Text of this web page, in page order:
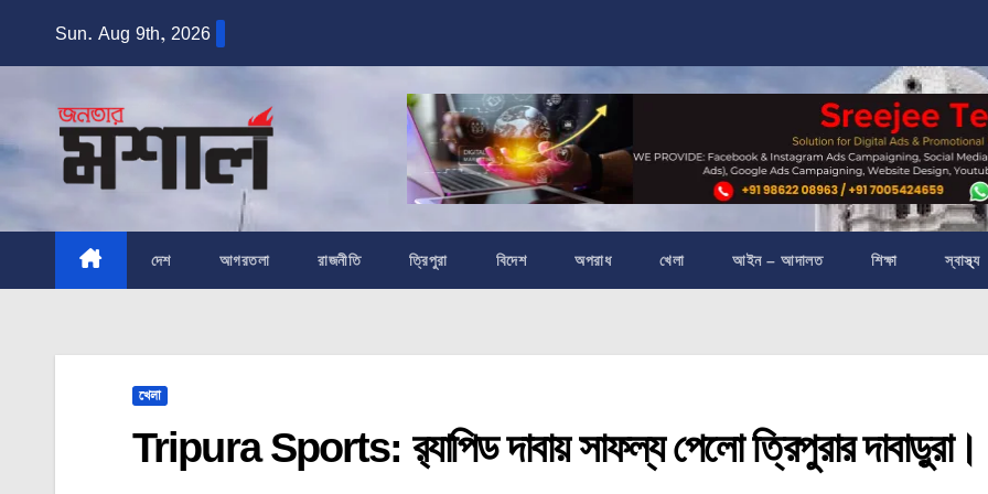
Sun. Aug 9th, 2026
দেশ আগরতলা রাজনীতি ত্রিপুরা বিদেশ অপরাধ খেলা আইন – আদালত শিক্ষা স্বাস্থ্য
খেলা
Tripura Sports: র‍্যাপিড দাবায় সাফল্য পেলো ত্রিপুরার দাবাড়ুরা।